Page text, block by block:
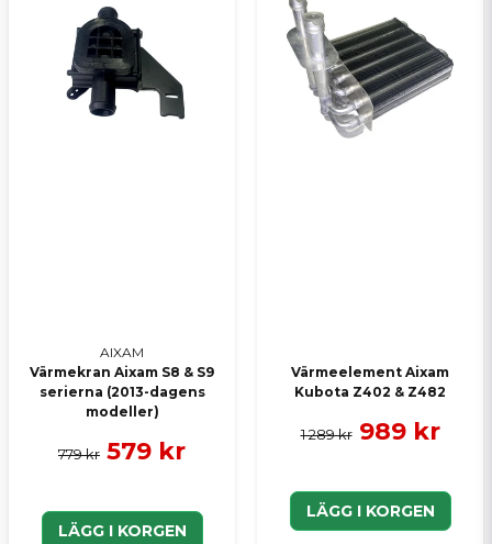
AIXAM
Värmekran Aixam S8 & S9
serierna (2013-dagens
modeller)
779 kr 579 kr
LÄGG I KORGEN
Värmeelement Aixam
Kubota Z402 & Z482
1 289 kr 989 kr
LÄGG I KORGEN